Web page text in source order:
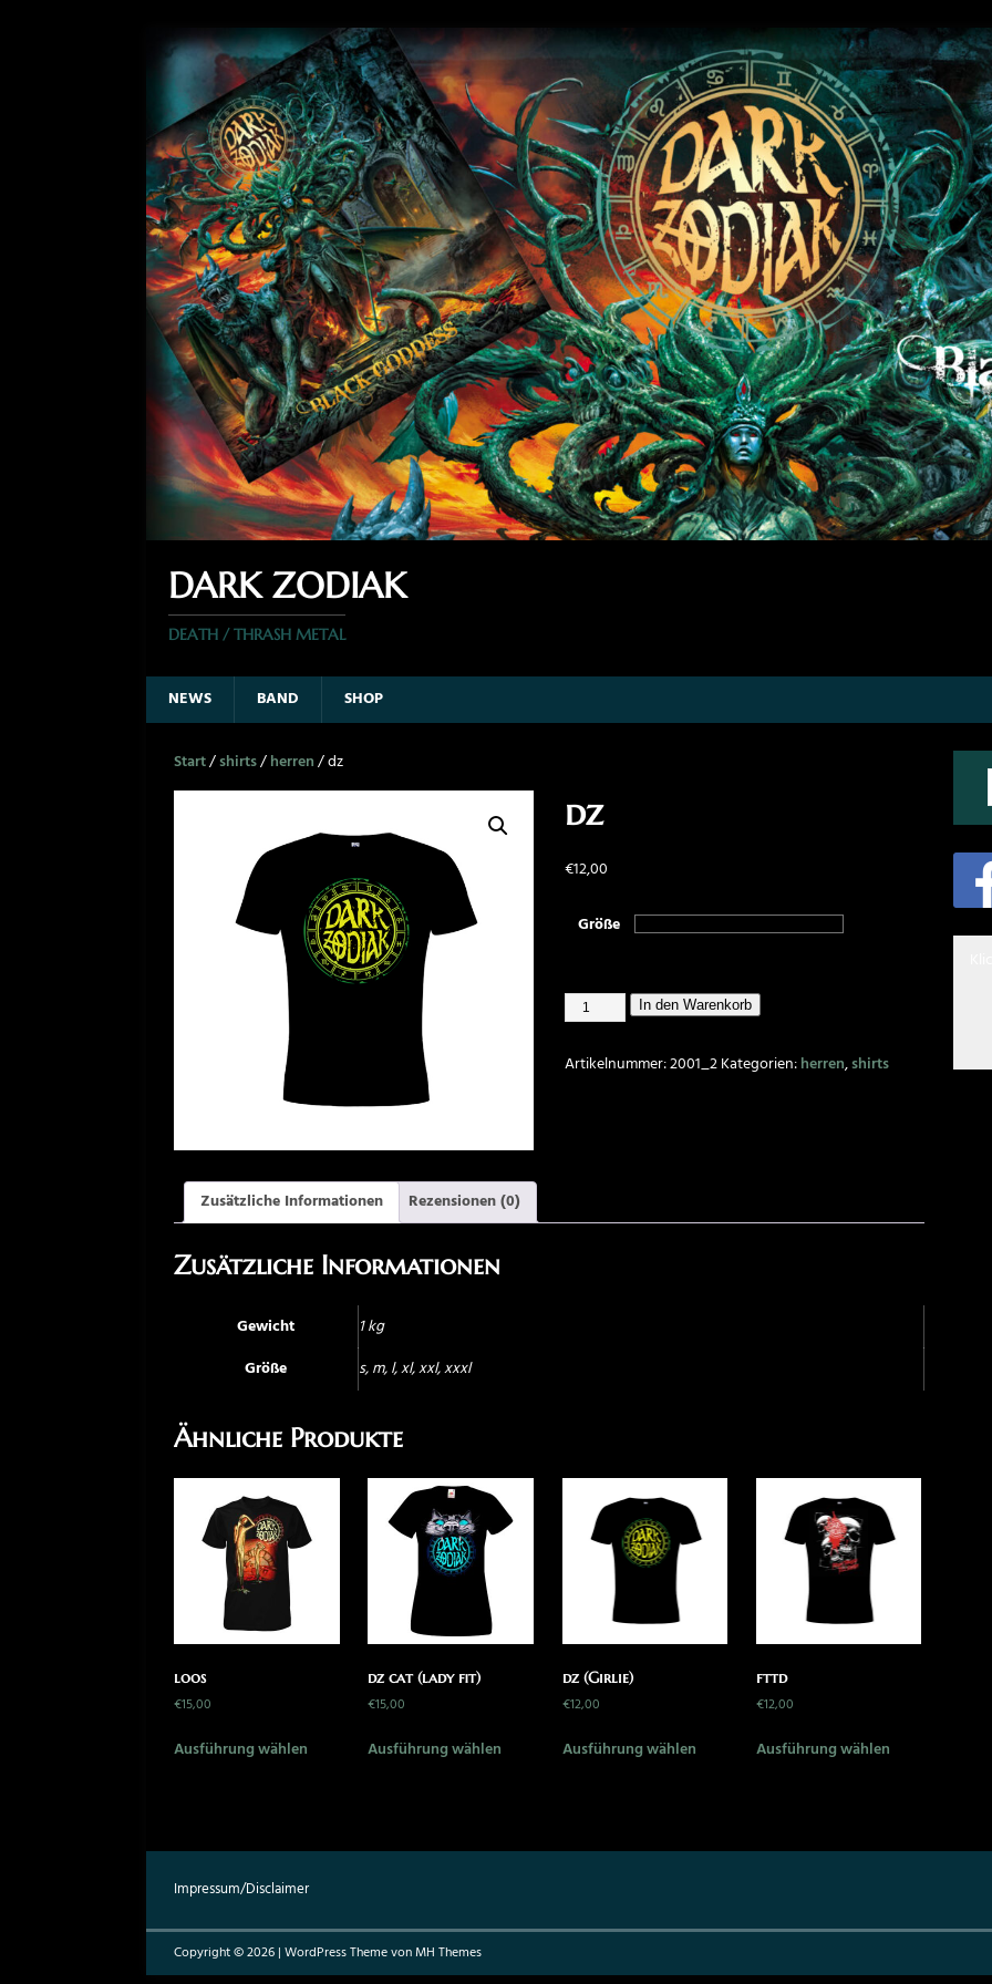
DARK ZODIAK
DEATH / THRASH METAL
NEWS BAND SHOP
Start/shirts/herren/ dz
dz
€12,00
Größe
In den Warenkorb
Artikelnummer:2001_2Kategorien:herren,shirts
Zusätzliche Informationen Rezensionen (0)
Zusätzliche Informationen
Gewicht
1 kg
Größe
s, m, l, xl, xxl, xxxl
Ähnliche Produkte
loos
€15,00
Ausführung wählen
dz cat (lady fit)
€15,00
Ausführung wählen
dz (Girlie)
€12,00
Ausführung wählen
fttd
€12,00
Ausführung wählen
Impressum/Disclaimer
Copyright © 2026 | WordPress Theme vonMH Themes